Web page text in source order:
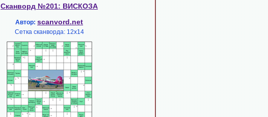
Сканворд №201: ВИСКОЗА
Автор: scanvord.net
Сетка сканворда: 12х14